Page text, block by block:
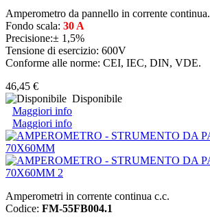
Amperometro da pannello in corrente continua.
Fondo scala: 30 A
Precisione:± 1,5%
Tensione di esercizio: 600V
Conforme alle norme: CEI, IEC, DIN, VDE.
46,45 €
Disponibile
Maggiori info
Maggiori info
Amperometri in corrente continua c.c.
Codice: FM-55FB004.1